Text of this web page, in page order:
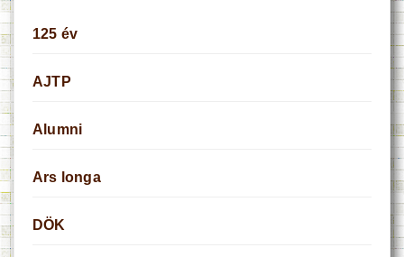
125 év
AJTP
Alumni
Ars longa
DÖK